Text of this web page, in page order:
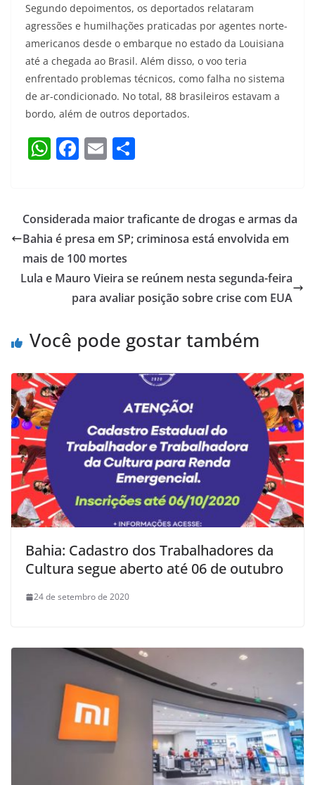
Segundo depoimentos, os deportados relataram
agressões e humilhações praticadas por agentes norte-
americanos desde o embarque no estado da Louisiana
até a chegada ao Brasil. Além disso, o voo teria
enfrentado problemas técnicos, como falha no sistema
de ar-condicionado. No total, 88 brasileiros estavam a
bordo, além de outros deportados.
W
s
A
p
p
F
e
b
o
o
k
E
l e
Considerada maior traficante de drogas e armas da
Bahia é presa em SP; criminosa está envolvida em
mais de 100 mortes
Lula e Mauro Vieira se reúnem nesta segunda-feira
para avaliar posição sobre crise com EUA
Você pode gostar também
Bahia: Cadastro dos Trabalhadores da
Cultura segue aberto até 06 de outubro
24 de setembro de 2020